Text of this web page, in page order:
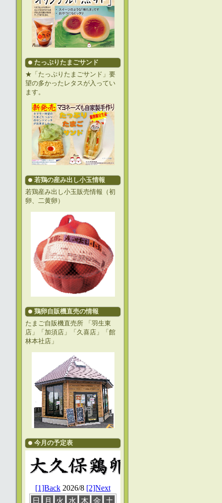
たっぷりたまごサンド
★「たっぷりたまごサンド」要
望の多かったレタスが入ってい
ます。
若鶏の産み出し小玉情報
若鶏産み出し小玉販売情報（初
卵、二黄卵）
鶏卵自販機直売の情報
たまご自販機直売所 「羽生東
店」「加須店」「久喜店」「館
林本社店」
今月の予定表